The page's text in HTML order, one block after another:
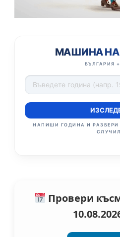
МАШИНА НА
БЪЛГАРИЯ
НАПИШИ ГОДИНА И РАЗБЕРИ
Провери